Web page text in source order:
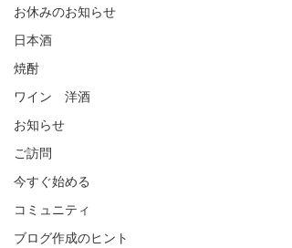
お休みのお知らせ
日本酒
焼酎
ワイン 洋酒
お知らせ
ご訪問
今すぐ始める
コミュニティ
ブログ作成のヒント